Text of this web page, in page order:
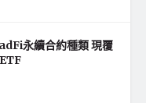
永續合約種類 現覆